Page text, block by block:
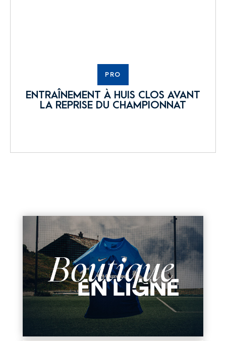
PRO
ENTRAÎNEMENT À HUIS CLOS AVANT
LA REPRISE DU CHAMPIONNAT